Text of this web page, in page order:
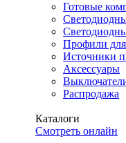
Готовые
Профили
Источники
Аксессуары
Распродажа
Каталоги
Смотреть онлайн